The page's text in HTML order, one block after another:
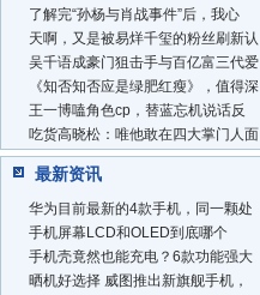
了解完“孙杨与肖战事件”后，我心
天啊，又是被易烊千玺的粉丝刷新认
吴千语成豪门狙击手与百亿富三代爱
《知否知否应是绿肥红瘦》，值得深
王一博嗑角色cp，替蓝忘机说话反
吃货高晓松：唯他敢在四大掌门人面
最新资讯
华为目前最新的4款手机，同一颗处
手机屏幕LCD和OLED到底哪个
手机壳竟然也能充电？6款功能强大
晒机好选择 威图推出新旗舰手机，